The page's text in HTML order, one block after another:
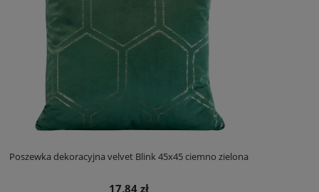
Poszewka dekoracyjna velvet Blink 45x45 ciemno zielona
17,84 zł